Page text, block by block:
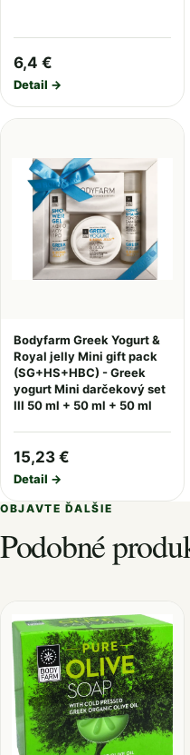
6,4 €
Detail →
Bodyfarm Greek Yogurt &
Royal jelly Mini gift pack
(SG+HS+HBC) - Greek
yogurt Mini darčekový set
III 50 ml + 50 ml + 50 ml
15,23 €
Detail →
OBJAVTE ĎALŠIE
Podobné